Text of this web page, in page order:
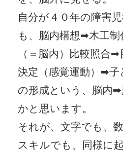
自分が４０年の障害
も、脳内構想➡木工
（＝脳内）比較照合
決定（感覚運動）➡
の形成という、脳内
かと思います。
それが、文字でも、
スキルでも、同様に